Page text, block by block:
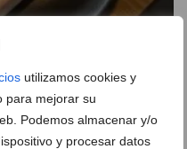
utilizamos cookies y
para mejorar su
Podemos almacenar y/o
y procesar datos
el restaurante que
con un menú
Sol Repsol